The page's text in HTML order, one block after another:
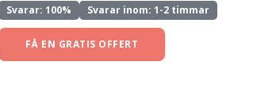
Svarar: 100% Svarar inom: 1-2 timmar
FÅ EN GRATIS OFFERT